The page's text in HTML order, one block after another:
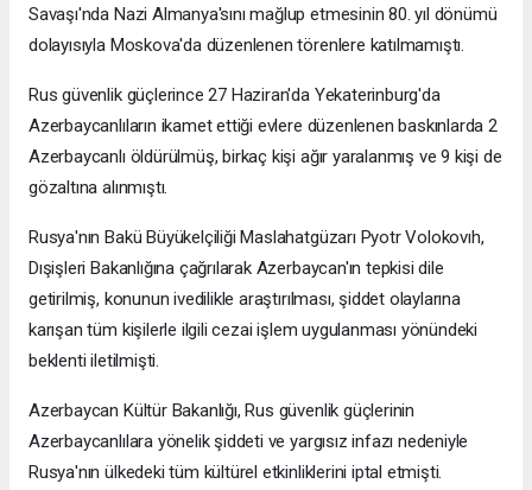
Savaşı'nda Nazi Almanya'sını mağlup etmesinin 80. yıl dönümü
dolayısıyla Moskova'da düzenlenen törenlere katılmamıştı.
Rus güvenlik güçlerince 27 Haziran'da Yekaterinburg'da
Azerbaycanlıların ikamet ettiği evlere düzenlenen baskınlarda 2
Azerbaycanlı öldürülmüş, birkaç kişi ağır yaralanmış ve 9 kişi de
gözaltına alınmıştı.
Rusya'nın Bakü Büyükelçiliği Maslahatgüzarı Pyotr Volokovıh,
Dışişleri Bakanlığına çağrılarak Azerbaycan'ın tepkisi dile
getirilmiş, konunun ivedilikle araştırılması, şiddet olaylarına
karışan tüm kişilerle ilgili cezai işlem uygulanması yönündeki
beklenti iletilmişti.
Azerbaycan Kültür Bakanlığı, Rus güvenlik güçlerinin
Azerbaycanlılara yönelik şiddeti ve yargısız infazı nedeniyle
Rusya'nın ülkedeki tüm kültürel etkinliklerini iptal etmişti.